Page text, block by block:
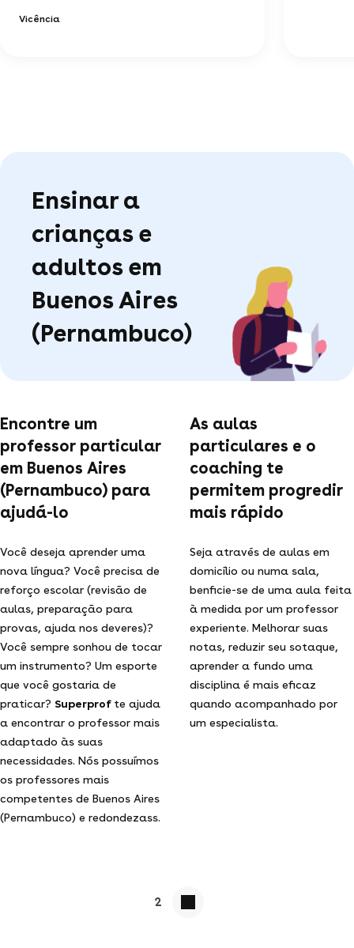
Vicência
Ensinar a
crianças e
adultos em
Buenos Aires
(Pernambuco)
Encontre um
professor particular
em Buenos Aires
(Pernambuco) para
ajudá-lo
Você deseja aprender uma
nova língua? Você precisa de
reforço escolar (revisão de
aulas, preparação para
provas, ajuda nos deveres)?
Você sempre sonhou de tocar
um instrumento? Um esporte
que você gostaria de
praticar? Superprof te ajuda
a encontrar o professor mais
adaptado às suas
necessidades. Nós possuímos
os professores mais
competentes de Buenos Aires
(Pernambuco) e redondezass.
As aulas
particulares e o
coaching te
permitem progredir
mais rápido
Seja através de aulas em
domicílio ou numa sala,
benficie-se de uma aula feita
à medida por um professor
experiente. Melhorar suas
notas, reduzir seu sotaque,
aprender a fundo uma
disciplina é mais eficaz
quando acompanhado por
um especialista.
2